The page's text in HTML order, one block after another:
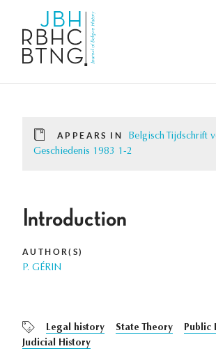
APPEARS IN
Belgisch Tijdschrift
Geschiedenis 1983 1-2
Introduction
AUTHOR(S)
P. GÉRIN
Legal history State Theory
Public
Judicial History